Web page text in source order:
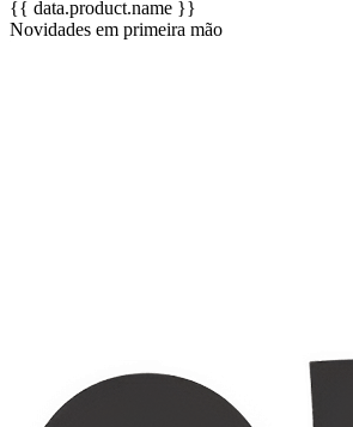
{{ data.product.name }}
Novidades em primeira mão